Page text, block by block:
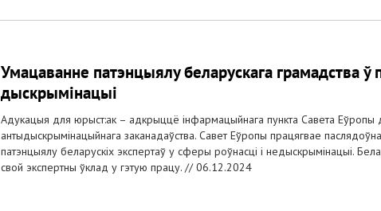
Умацаванне патэнцыялу беларускага грамадства ў
дыскрымінацыі
Адукацыя для юрыст:ак – адкрыццё інфармацыйнага пункта Савета Еўропы
антыдыскрымінацыйнага заканадаўства. Савет Еўропы працягвае
патэнцыялу беларускіх экспертаў у сферы роўнасці і недыскрымінацыі.
свой экспертны ўклад у гэтую працу. //06.12.2024